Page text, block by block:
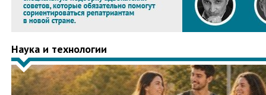
Наука и технологии